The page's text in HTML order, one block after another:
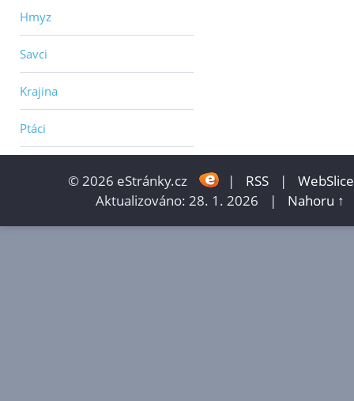
Hmyz
Savci
Krajina
Ptáci
© 2026 eStránky.cz | RSS |
WebSlice
Aktualizováno: 28. 1. 2026
| Nahoru ↑